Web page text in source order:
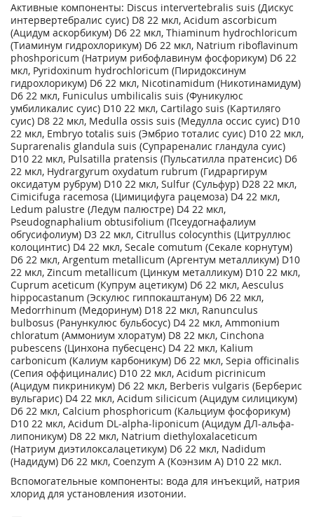
Активные компоненты: Discus intervertebralis suis (Дискус
интервертебралис суис) D8 22 мкл, Acidum ascorbicum
(Ацидум аскорбикум) D6 22 мкл, Thiaminum hydrochloricum
(Тиаминум гидрохлорикум) D6 22 мкл, Natrium riboflavinum
phoshporicum (Натриум рибофлавинум фосфорикум) D6 22
мкл, Pyridoxinum hydrochloricum (Пиридоксинум
гидрохлорикум) D6 22 мкл, Nicotinamidum (Никотинамидум)
D6 22 мкл, Funiculus umbilicalis suis (Фуникулюс
умбиликалис суис) D10 22 мкл, Cartilago suis (Картиляго
суис) D8 22 мкл, Medulla ossis suis (Медулла оссис суис) D10
22 мкл, Embryo totalis suis (Эмбрио тоталис суис) D10 22 мкл,
Suprarenalis glandula suis (Супрареналис гландула суис)
D10 22 мкл, Pulsatilla pratensis (Пульсатилла пратенсис) D6
22 мкл, Hydrargyrum oxydatum rubrum (Гидраргирум
оксидатум рубрум) D10 22 мкл, Sulfur (Сульфур) D28 22 мкл,
Cimicifuga racemosa (Цимицифуга рацемоза) D4 22 мкл,
Ledum palustre (Ледум палюстре) D4 22 мкл,
Pseudognaphalium obtusifolium (Псеудогнафалиум
обгусифолиум) D3 22 мкл, Citrullus colocynthis (Цитруллюс
колоцинтис) D4 22 мкл, Secale comutum (Секале корнутум)
D6 22 мкл, Argentum metallicum (Аргентум металликум) D10
22 мкл, Zincum metallicum (Цинкум металликум) D10 22 мкл,
Cuprum aceticum (Купрум ацетикум) D6 22 мкл, Aesculus
hippocastanum (Эскулюс гиппокаштанум) D6 22 мкл,
Medorrhinum (Медоринум) D18 22 мкл, Ranunculus
bulbosus (Ранункулюс бульбосус) D4 22 мкл, Ammonium
chloratum (Аммониум хлоратум) D8 22 мкл, Cinchona
pubescens (Цинхона пубесценс) D4 22 мкл, Kalium
carbonicum (Калиум карбоникум) D6 22 мкл, Sepia officinalis
(Сепия оффициналис) D10 22 мкл, Acidum picrinicum
(Ацидум пикриникум) D6 22 мкл, Berberis vulgaris (Берберис
вульгарис) D4 22 мкл, Acidum silicicum (Ацидум силицикум)
D6 22 мкл, Calcium phosphoricum (Кальциум фосфорикум)
D10 22 мкл, Acidum DL-alpha-liponicum (Ацидум ДЛ-альфа-
липоникум) D8 22 мкл, Natrium diethyloxalaceticum
(Натриум диэтилоксалацетикум) D6 22 мкл, Nadidum
(Надидум) D6 22 мкл, Coenzym А (Коэнзим А) D10 22 мкл.
Вспомогательные компоненты: вода для инъекций, натрия
хлорид для установления изотонии.